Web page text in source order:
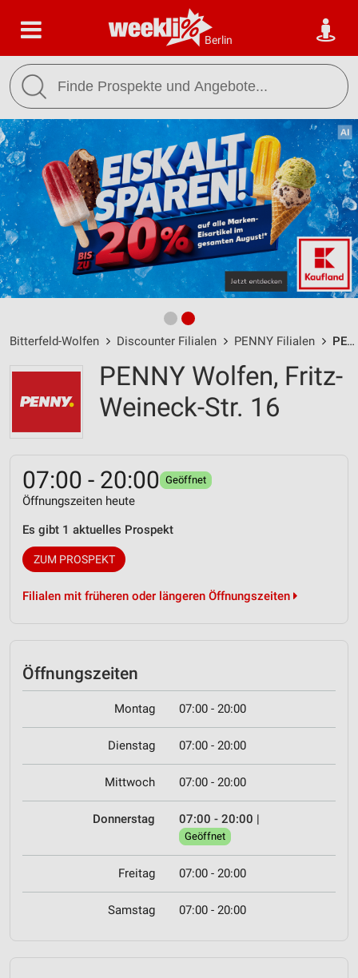
Berlin
Bitterfeld-Wolfen Discounter Filialen PENNY Filialen PENNY Wolfen / Fritz-Weineck-Str. 16 - Öffnungszeiten & Adresse
PENNY Wolfen, Fritz-
Weineck-Str. 16
07:00 - 20:00 Geöffnet
Öffnungszeiten heute
Es gibt 1 aktuelles Prospekt
ZUM PROSPEKT
Filialen mit früheren oder längeren Öffnungszeiten
Öffnungszeiten
Montag 07:00 - 20:00
Dienstag 07:00 - 20:00
Mittwoch 07:00 - 20:00
Donnerstag 07:00 - 20:00 |
Geöffnet
Freitag 07:00 - 20:00
Samstag 07:00 - 20:00